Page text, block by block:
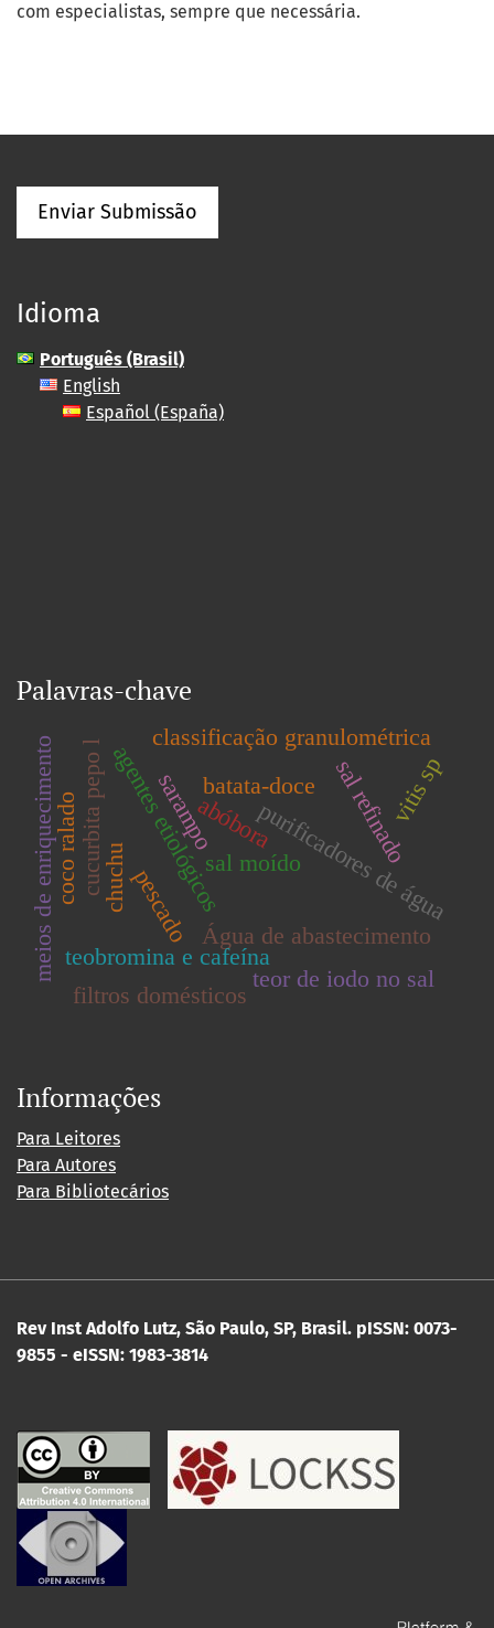
com especialistas, sempre que necessária.
Enviar Submissão
Idioma
Português (Brasil)
English
Español (España)
Palavras-chave
pescado
agentes etiológicos purificadores de água
Água de abastecimento
teobromina e cafeína
sal refinado
sal moído
teor de iodo no sal
classificação granulométrica
meios de enriquecimentocucurbita pepo l abóbora
chuchu
batata-doce vitis sp
filtros domésticos
coco ralado sarampo
Informações
Para Leitores
Para Autores
Para Bibliotecários
Rev Inst Adolfo Lutz, São Paulo, SP, Brasil. pISSN: 0073-
9855 - eISSN: 1983-3814